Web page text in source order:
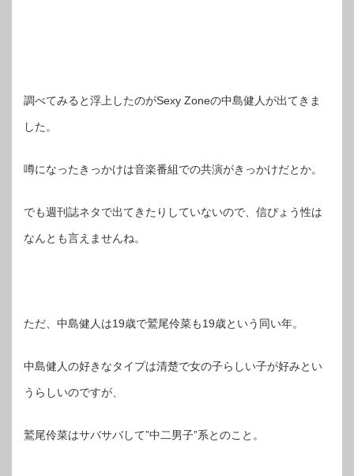
調べてみると浮上したのがSexy Zoneの中島健人が出てきま
した。
噂になったきっかけは音楽番組での共演がきっかけだとか。
でも週刊誌ネタで出てきたりしていないので、信ぴょう性は
なんとも言えませんね。
ただ、中島健人は19歳で鷲尾伶菜も19歳という同い年。
中島健人の好きなタイプは清楚で女の子らしい子が好みとい
うらしいのですが、
鷲尾伶菜はサバサバして”中二男子”系とのこと。